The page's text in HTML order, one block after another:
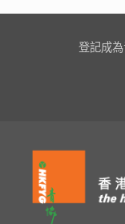
登記成